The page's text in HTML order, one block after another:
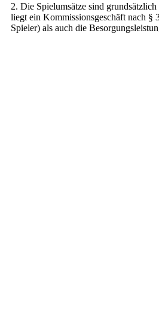
2. Die Spielumsätze sind
liegt ein Kommissionsgeschäft nach §
Spieler) als auch die